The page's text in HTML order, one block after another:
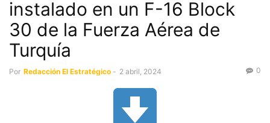
instalado en un F-16 Block
30 de la Fuerza Aérea de
Turquía
Por Redacción El Estratégico - 2 abril, 2024 0